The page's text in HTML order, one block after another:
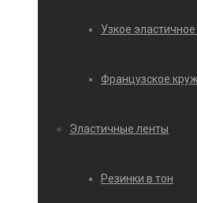
Узкое
Французское
Эластичные ленты
Резинки в тон